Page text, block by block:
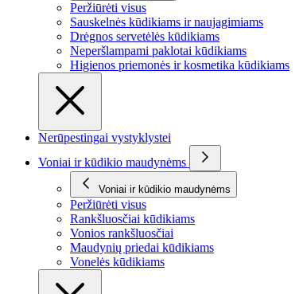
Peržiūrėti visus
Sauskelnės kūdikiams ir naujagimiams
Drėgnos servetėlės kūdikiams
Neperšlampami paklotai kūdikiams
Higienos priemonės ir kosmetika kūdikiams
Nerūpestingai vystyklystei
Voniai ir kūdikio maudynėms
Voniai ir kūdikio maudynėms
Peržiūrėti visus
Rankšluosčiai kūdikiams
Vonios rankšluosčiai
Maudynių priedai kūdikiams
Vonelės kūdikiams